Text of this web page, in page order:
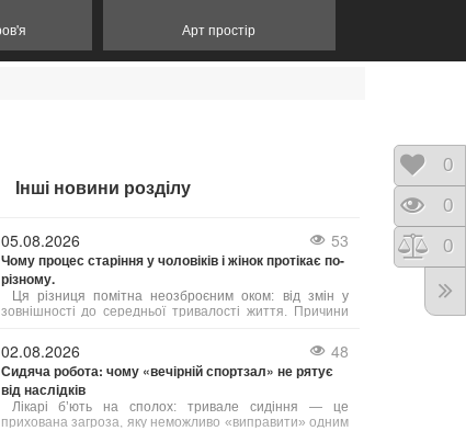
Арт простір
Інші новини розділу
05.08.2026 53
Чому процес старіння у чоловіків і жінок протікає по-
різному.
Ця різниця помітна неозброєним оком: від змін у
зовнішності до середньої тривалості життя. Причини
фоні та навіть у звичках, які суспільство століттями
культивувало у представників обох статей. Давайте
розглянемо, чому це так, і що з цього можна взяти на
замітку.
02.08.2026 48
Сидяча робота: чому «вечірній спортзал» не рятує
від наслідків
Лікарі б’ють на сполох: тривале сидіння — це
прихована загроза, яку неможливо «виправити» одним
0
0
0